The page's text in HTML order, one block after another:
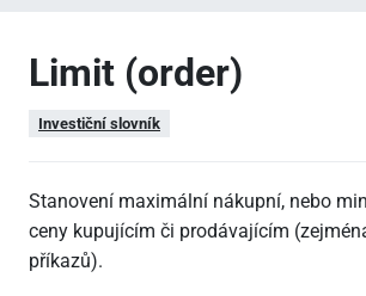
Limit (order)
Investiční slovník
Stanovení maximální nákupní, nebo
ceny kupujícím či prodávajícím
příkazů).